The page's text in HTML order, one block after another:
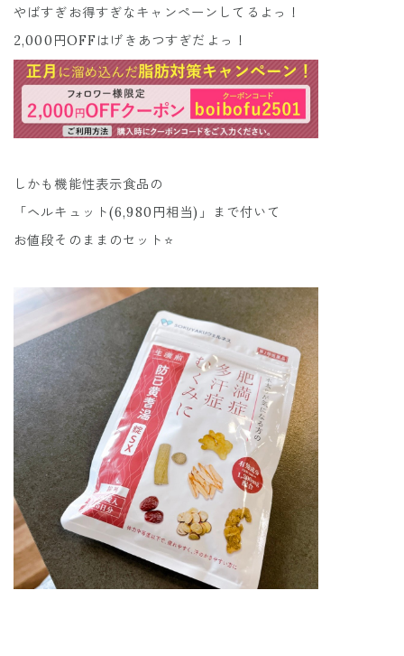
やばすぎお得すぎなキャンペーンしてるよっ！
2,000円OFFはげきあつすぎだよっ！
しかも機能性表示食品の
「ヘルキュット(6,980円相当)」まで付いて
お値段そのままのセット⭐️